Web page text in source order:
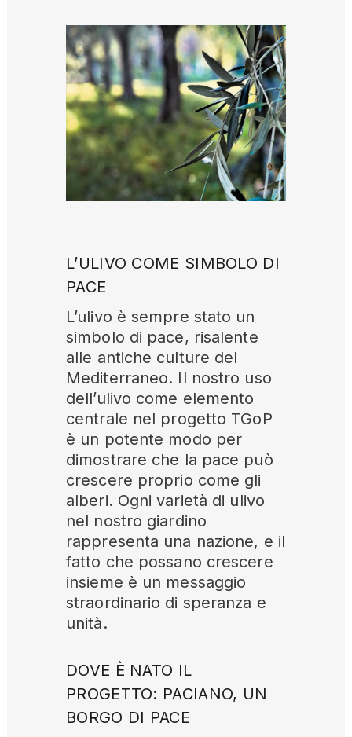
L’ULIVO COME SIMBOLO DI
PACE
L’ulivo è sempre stato un
simbolo di pace, risalente
alle antiche culture del
Mediterraneo. Il nostro uso
dell’ulivo come elemento
centrale nel progetto TGoP
è un potente modo per
dimostrare che la pace può
crescere proprio come gli
alberi. Ogni varietà di ulivo
nel nostro giardino
rappresenta una nazione, e il
fatto che possano crescere
insieme è un messaggio
straordinario di speranza e
unità.
DOVE È NATO IL
PROGETTO: PACIANO, UN
BORGO DI PACE